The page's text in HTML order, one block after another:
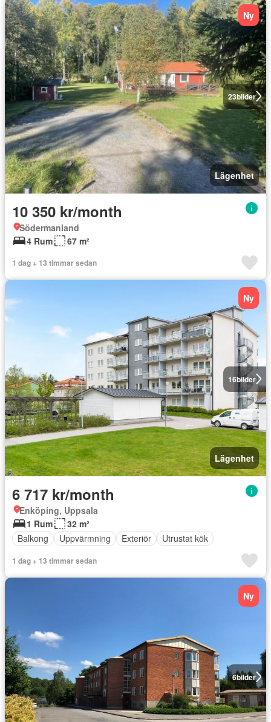
23bilder
Ny
Lägenhet
10 350 kr/month
Södermanland
4 Rum
67 m²
1 dag + 13 timmar sedan
16bilder
Ny
Lägenhet
6 717 kr/month
Enköping, Uppsala
1 Rum
32 m²
Balkong
Uppvärmning Exteriör Utrustat kök
1 dag + 13 timmar sedan
6bilder
Ny